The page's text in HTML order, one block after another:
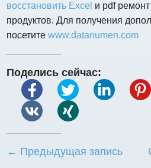
восстановить Excel и pdf
продуктов. Для получения
посетитеwww.datanumen.com
Поделись сейчас:
← Предыдущая запись